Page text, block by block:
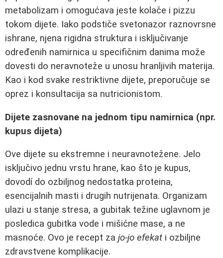
metabolizam i omogućava jeste kolače i pizzu
tokom dijete. Iako podstiče svetonazor raznovrsne
ishrane, njena rigidna struktura i isključivanje
određenih namirnica u specifičnim danima može
dovesti do neravnoteže u unosu hranljivih materija.
Kao i kod svake restriktivne dijete, preporučuje se
oprez i konsultacija sa nutricionistom.
Dijete zasnovane na jednom tipu namirnica (npr.
kupus dijeta)
Ove dijete su ekstremne i neuravnotežene. Jelo
isključivo jednu vrstu hrane, kao što je kupus,
dovodí do ozbiljnog nedostatka proteina,
esencijalnih masti i drugih nutrijenata. Organizam
ulazi u stanje stresa, a gubitak težine uglavnom je
posledica gubitka vode i mišićne mase, a ne
masnoće. Ovo je recept za jo-jo efekat i ozbiljne
zdravstvene komplikacije.